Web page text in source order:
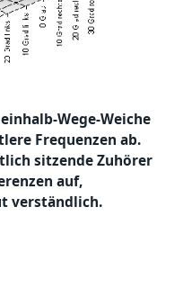
Wege-Weiche
Frequenzen ab.
sitzende Zuhörer
auf,
verständlich.